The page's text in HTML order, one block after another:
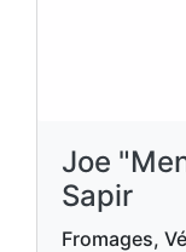
Joe
Sapir
Fromages,